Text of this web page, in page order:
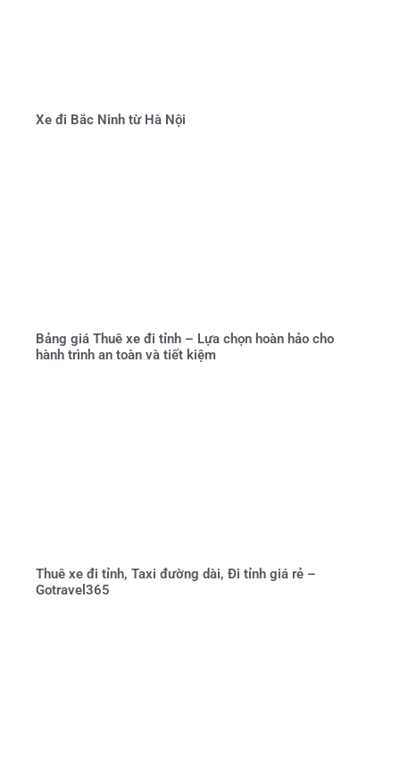
Xe đi Bắc Ninh từ Hà Nội
Bảng giá Thuê xe đi tỉnh – Lựa chọn hoàn hảo cho
hành trình an toàn và tiết kiệm
Thuê xe đi tỉnh, Taxi đường dài, Đi tỉnh giá rẻ –
Gotravel365